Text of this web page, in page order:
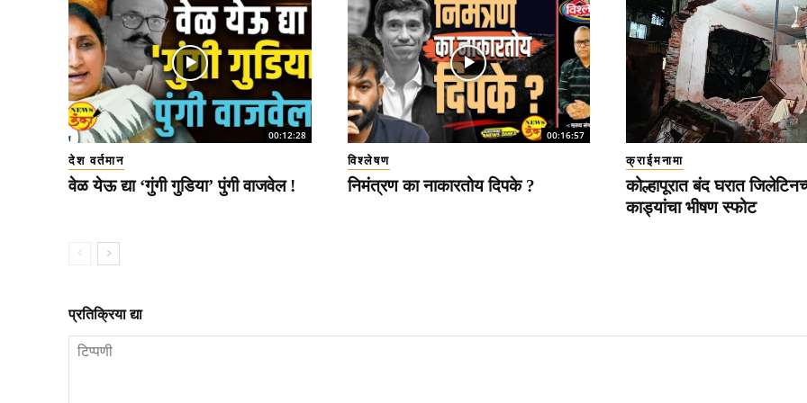
00:12:28
देश वर्तमान
वेळ येऊ द्या ‘गुंगी गुडिया’ पुंगी वाजवेल !
00:16:57
विश्लेषण
निमंत्रण का नाकारतोय दिपके ?
क्राईमनामा
कोल्हापूरात बंद घरात
काड्यांचा भीषण स्फोट
प्रतिक्रिया द्या